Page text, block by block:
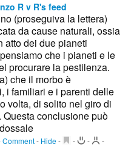
R v R's feed
(proseguiva la lettera)
da cause naturali, ossia
atto dei due pianeti
che i pianeti e le
procurare la pestilenza.
che il morbo è
i familiari e i parenti delle
volta, di solito nel giro di
Questa conclusione può
Comment- Hide - - -
-